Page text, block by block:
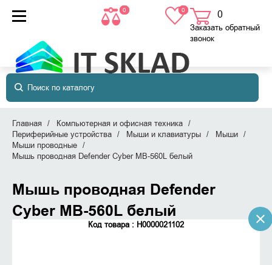
0 0 0
в корзине
Заказать обратный
звонок
Главная
Компьютерная и офисная техника
Периферийные устройства
Мыши и клавиатуры
Мыши
Мыши проводные
Мышь проводная Defender Сyber MB-560L белый
Мышь проводная Defender
Сyber MB-560L белый
Код товара : Н0000021102